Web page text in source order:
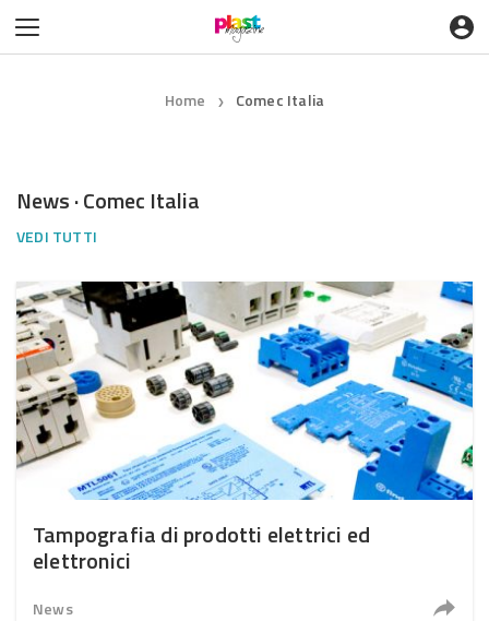
Home ❯ Comec Italia
News · Comec Italia
VEDI TUTTI
Tampografia di prodotti elettrici ed
elettronici
News